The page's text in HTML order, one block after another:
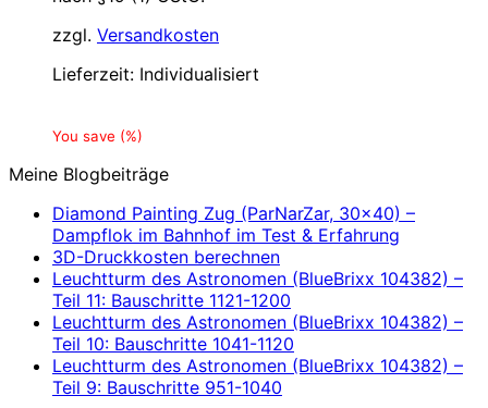
zzgl. Versandkosten
Lieferzeit: Individualisiert
You save (%)
Meine Blogbeiträge
Diamond Painting Zug (ParNarZar, 30×40) –
Dampflok im Bahnhof im Test & Erfahrung
3D-Druckkosten berechnen
Leuchtturm des Astronomen (BlueBrixx 104382) –
Teil 11: Bauschritte 1121-1200
Leuchtturm des Astronomen (BlueBrixx 104382) –
Teil 10: Bauschritte 1041-1120
Leuchtturm des Astronomen (BlueBrixx 104382) –
Teil 9: Bauschritte 951-1040